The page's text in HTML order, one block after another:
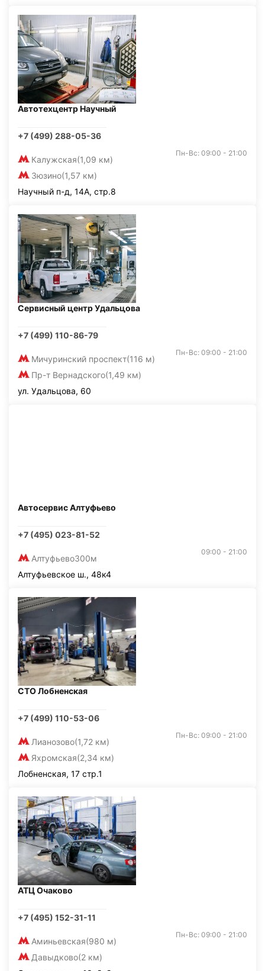
Автотехцентр Научный
+7 (499) 288-05-36
Калужская(1,09 км)
Зюзино(1,57 км)
Пн-Вс: 09:00 - 21:00
Научный п-д, 14А, стр.8
Сервисный центр Удальцова
+7 (499) 110-86-79
Мичуринский проспект(116 м)
Пр-т Вернадского(1,49 км)
Пн-Вс: 09:00 - 21:00
ул. Удальцова, 60
Автосервис Алтуфьево
+7 (495) 023-81-52
Алтуфьево300м
09:00 - 21:00
Алтуфьевское ш., 48к4
СТО Лобненская
+7 (499) 110-53-06
Лианозово(1,72 км)
Яхромская(2,34 км)
Пн-Вс: 09:00 - 21:00
Лобненская, 17 стр.1
АТЦ Очаково
+7 (495) 152-31-11
Аминьевская(980 м)
Давыдково(2 км)
Пн-Вс: 09:00 - 21:00